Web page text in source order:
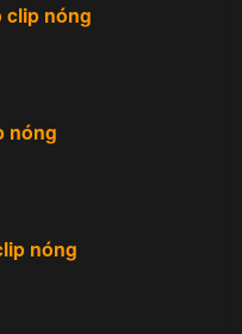
clip nóng
nóng
nóng